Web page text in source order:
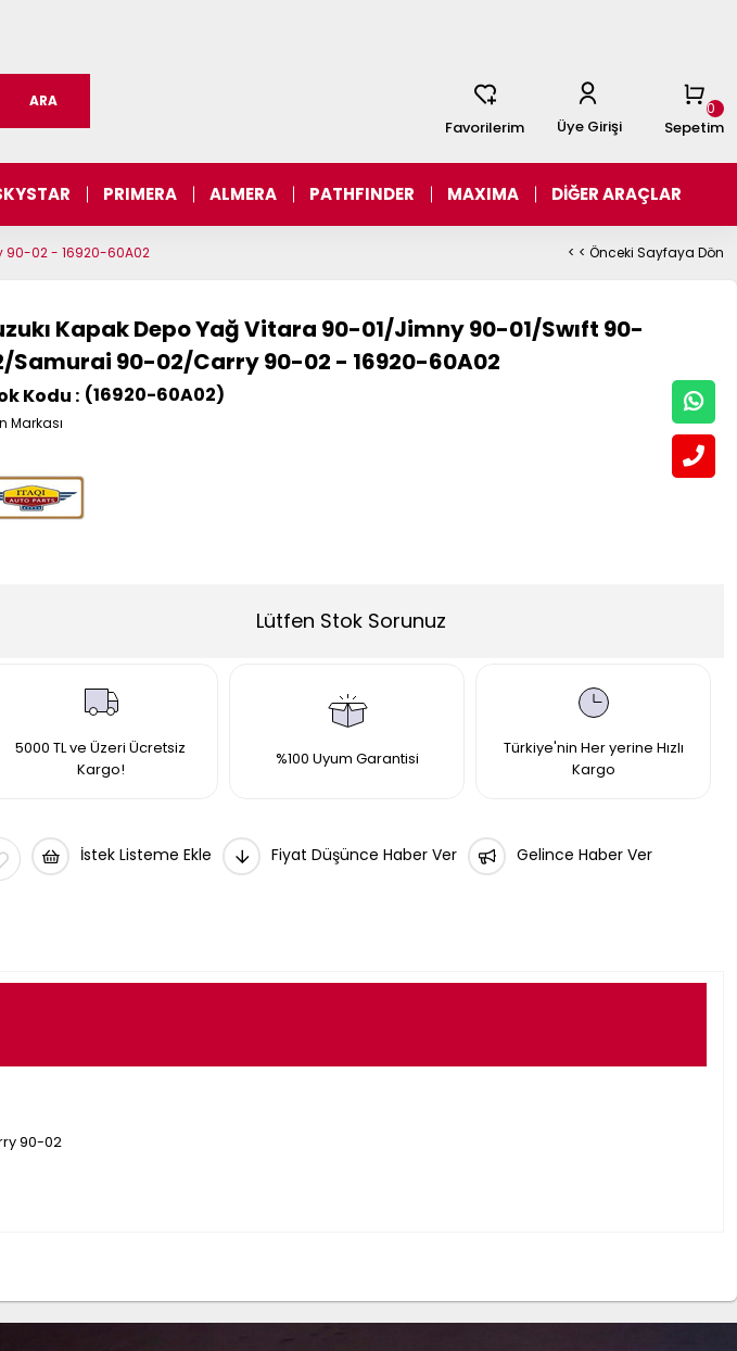
Sepetim
0
Favorilerim
Üye Girişi
PRIMERA ALMERA PATHFINDER MAXIMA DİĞER ARAÇLAR
90-02 - 16920-60A02 < < Önceki Sayfaya Dön
Kapak Depo Yağ Vitara 90-01/Jimny 90-01/Swıft 90-
Samurai 90-02/Carry 90-02 - 16920-60A02
(16920-60A02)
Lütfen Stok Sorunuz
5000 TL ve Üzeri Ücretsiz
Kargo!
%100 Uyum Garantisi
Türkiye'nin Her yerine Hızlı
Kargo
İstek Listeme Ekle Fiyat Düşünce Haber Ver Gelince Haber Ver
90-02